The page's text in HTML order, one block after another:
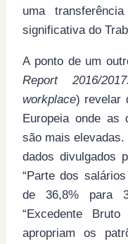
uma
significativa do
A ponto de um
Report 2016/
workplace) revelar
Europeia onde as
são mais
dados divulgados
“Parte dos
de 36,8% para
“Excedente
apropriam os